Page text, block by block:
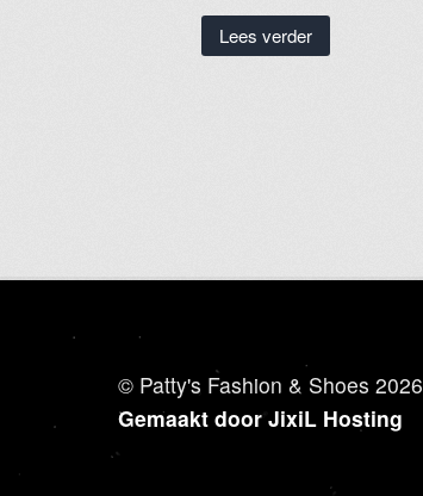
Lees verder
© Patty's Fashion & Shoes 2026
Gemaakt door JixiL Hosting